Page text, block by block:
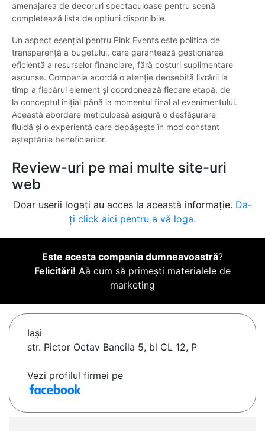
amenajarea de decoruri spectaculoase pentru scenă
completează lista de opțiuni disponibile.
Un aspect esențial pentru Pink Events este politica de
transparență a bugetului, care garantează gestionarea
eficientă a resurselor financiare, fără costuri suplimentare
ascunse. Compania acordă o atenție deosebită livrării la
timp a fiecărui element și coordonează fiecare etapă, de
la conceptul inițial până la momentul final al evenimentului.
Această abordare meticuloasă asigură o desfășurare
fluidă și o experiență care depășește în mod constant
așteptările beneficiarilor.
Review-uri pe mai multe site-uri
web
Doar userii logați au acces la această informație. Da-
ți click aici pentru a vă loga.
Este acesta compania dumneavoastră?
Felicitări! Aă cum să primești materialele de
marketing
Iaşi
str. Pictor Octav Bancila 5, bl CL 12, P
Vezi profilul firmei pe